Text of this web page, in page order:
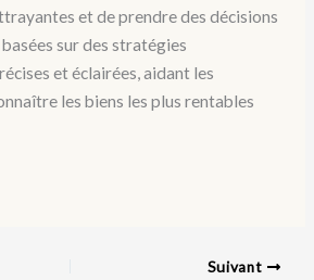
et de prendre des décisions
sur des stratégies
et éclairées, aidant les
les biens les plus rentables
Suivant